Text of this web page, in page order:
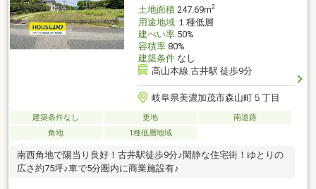
土地面積247.69m2
用途地域１種低層
建ぺい率50%
容積率80%
建築条件なし
高山本線 古井駅 徒歩9分
岐阜県美濃加茂市森山町５丁目
建築条件なし 更地
南道路
角地
1種低層地域
南西角地で陽当り良好！古井駅徒歩9分♪閑静な住宅街！ゆとりの
広さ約75坪♪車で5分圏内に商業施設有♪